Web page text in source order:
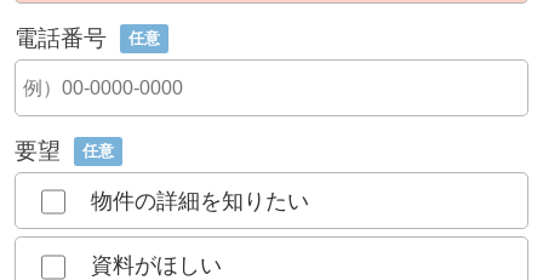
電話番号 任意
要望 任意
物件の詳細を知りたい
資料がほしい